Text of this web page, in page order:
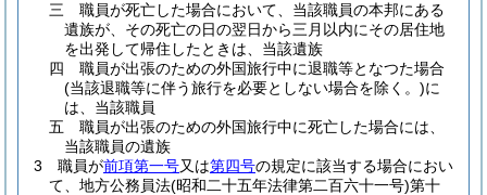
三
職員が死亡した場合において、当該職員の本邦にある
遺族が、その死亡の日の翌日から三月以内にその居住地
を出発して帰住したときは、当該遺族
四
職員が出張のための外国旅行中に退職等となつた場合
(当該退職等に伴う旅行を必要としない場合を除く。)に
は、当該職員
五
職員が出張のための外国旅行中に死亡した場合には、
当該職員の遺族
3
職員が前項第一号又は第四号の規定に該当する場合におい
て、地方公務員法(昭和二十五年法律第二百六十一号)第十